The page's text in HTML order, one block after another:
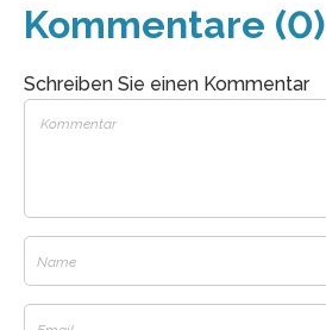
Kommentare (0)
Schreiben Sie einen Kommentar